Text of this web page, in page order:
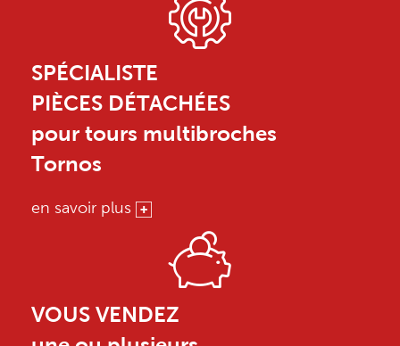
SPÉCIALISTE
PIÈCES DÉTACHÉES
pour tours multibroches
Tornos
en savoir plus
VOUS VENDEZ